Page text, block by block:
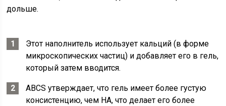
дольше.
Этот наполнитель использует кальций (в форме
микроскопических частиц) и добавляет его в гель,
который затем вводится.
ABCS утверждает, что гель имеет более густую
консистенцию, чем HA, что делает его более